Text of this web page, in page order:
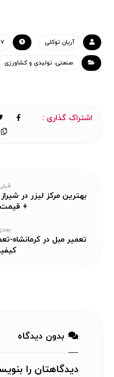
آریان توکلی
صنعتی، تولیدی و کشاورزی
بهترین مرکز لیزر در
+ قیمت
بدون دیدگاه
دیدگاهتان را